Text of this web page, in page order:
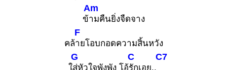
ข้
Am
ามคืนยิ่งจืดจาง
คล้
F
ายโอบกอดความสิ้นหวัง
ใ
G
ส่หัวใจพังพัง โอ้
C
รักเอย..
C7